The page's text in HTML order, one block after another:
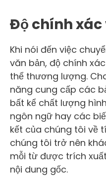
Độ chính xác
Khi nói đến việc
văn bản, độ chính
thể thương lượng.
năng cung cấp các
bất kể chất lượng
ngôn ngữ hay các
kết của chúng tôi về
chúng tôi trở nên
mỗi từ được trích
nội dung gốc.